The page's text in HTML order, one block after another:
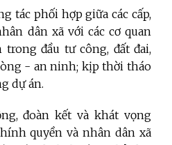
tác phối hợp giữa các cấp,
dân xã với các cơ quan
đầu tư công, đất đai,
- an ninh; kịp thời tháo
dự án.
đoàn kết và khát vọng
quyền và nhân dân xã